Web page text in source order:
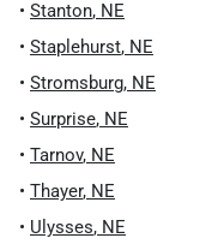
• Stanton, NE
• Staplehurst, NE
• Stromsburg, NE
• Surprise, NE
• Tarnov, NE
• Thayer, NE
• Ulysses, NE